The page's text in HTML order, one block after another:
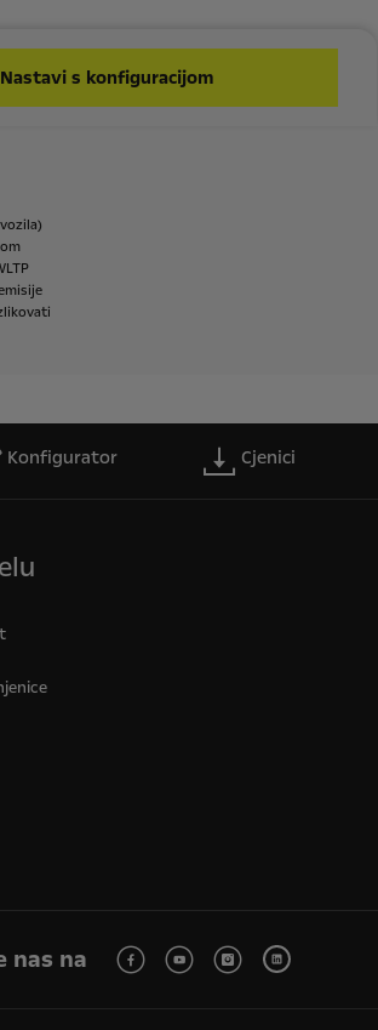
Nastavi s konfiguracijom
vozila)
Konfigurator Cjenici
nas na